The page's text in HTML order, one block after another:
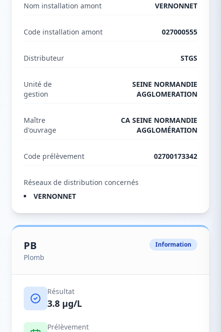
Nom installation amont VERNONNET
Code installation amont 027000555
Distributeur STGS
Unité de
gestion
SEINE NORMANDIE
AGGLOMERATION
Maître
d'ouvrage
CA SEINE NORMANDIE
AGGLOMÉRATION
Code prélèvement 02700173342
Réseaux de distribution concernés
VERNONNET
PB
Plomb
Information
Résultat
3.8 µg/L
Prélèvement